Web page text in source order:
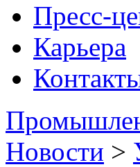
Пресс-
Карьера
Новости >